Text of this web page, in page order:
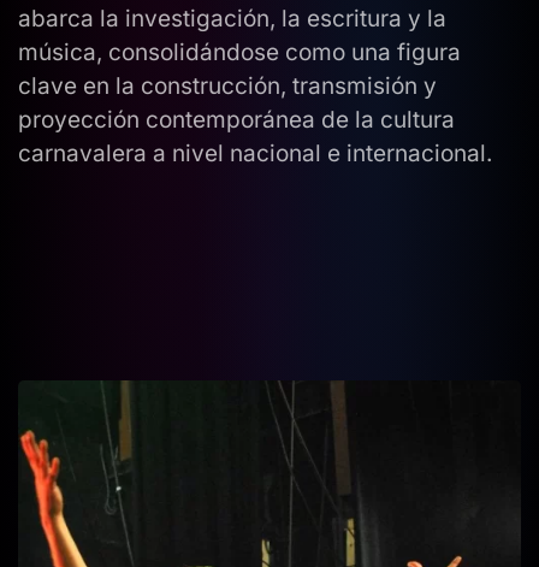
abarca la investigación, la escritura y la
música, consolidándose como una figura
clave en la construcción, transmisión y
proyección contemporánea de la cultura
carnavalera a nivel nacional e internacional.